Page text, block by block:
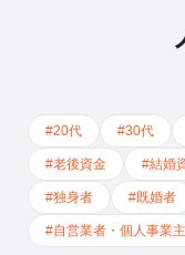
#20代 #30代
#老後資金 #結婚
#独身者 #既婚者
#自営業者・個人事業主